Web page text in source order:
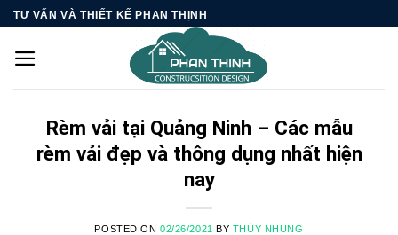
Skip
content
TƯ VẤN VÀ THIẾT KẾ PHAN THỊNH
Rèm vải tại Quảng Ninh – Các mẫu
rèm vải đẹp và thông dụng nhất hiện
nay
POSTED ON02/26/2021 BY THÙY NHUNG